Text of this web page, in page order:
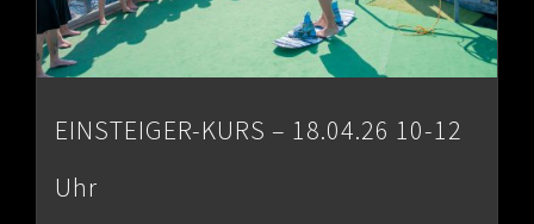
EINSTEIGER-KURS – 18.04.26 10-12
Uhr